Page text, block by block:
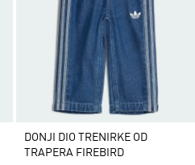
DONJI DIO TRENIRKE OD
TRAPERA FIREBIRD